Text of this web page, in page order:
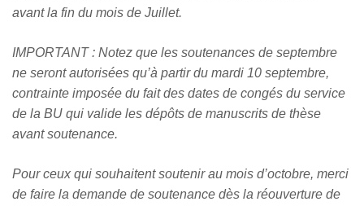
avant la fin du mois de Juillet.
IMPORTANT : Notez que les soutenances de septembre
ne seront autorisées qu’à partir du mardi 10 septembre,
contrainte imposée du fait des dates de congés du service
de la BU qui valide les dépôts de manuscrits de thèse
avant soutenance.
Pour ceux qui souhaitent soutenirau mois d’octobre, merci
de faire la demande de soutenance dès la réouverture de